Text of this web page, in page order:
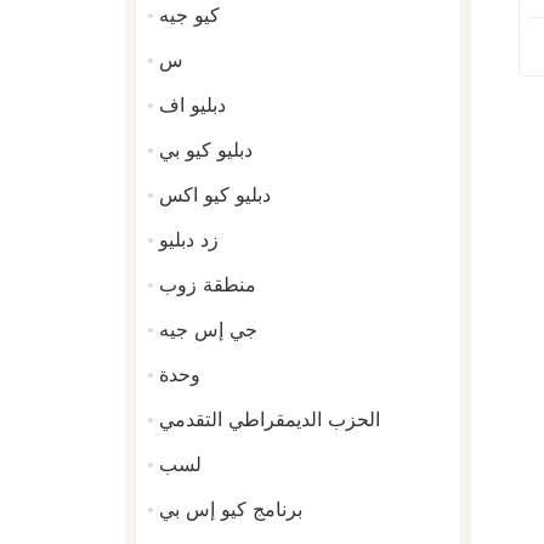
كيو جيه
س
دبليو اف
دبليو كيو بي
دبليو كيو اكس
زد دبليو
منطقة زوب
جي إس جيه
وحدة
الحزب الديمقراطي التقدمي
لسب
برنامج كيو إس بي